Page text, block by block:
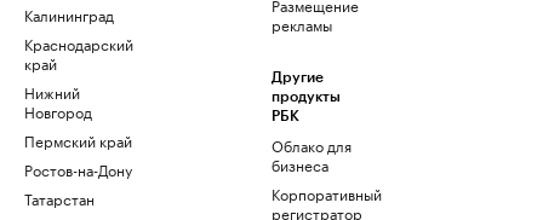
Калининград
Краснодарский
край
Нижний
Новгород
Пермский край
Ростов-на-Дону
Татарстан
рекламы
Другие
продукты
РБК
Облако для
бизнеса
Корпоративный
регистратор